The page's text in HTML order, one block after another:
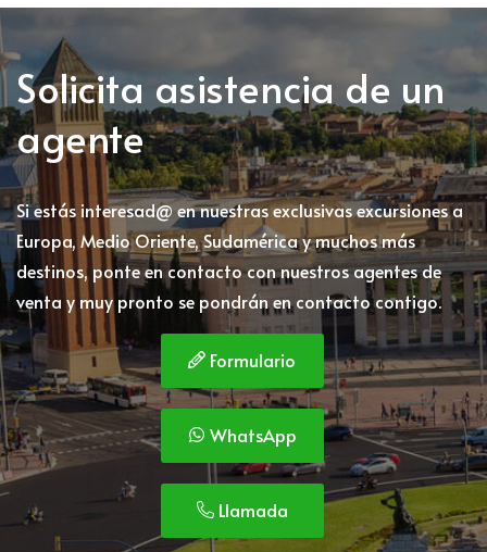
Solicita asistencia de un
agente
Si estás interesad@ en nuestras exclusivas excursiones a
Europa, Medio Oriente, Sudamérica y muchos más
destinos, ponte en contacto con nuestros agentes de
venta y muy pronto se pondrán en contacto contigo.
Formulario
WhatsApp
Llamada